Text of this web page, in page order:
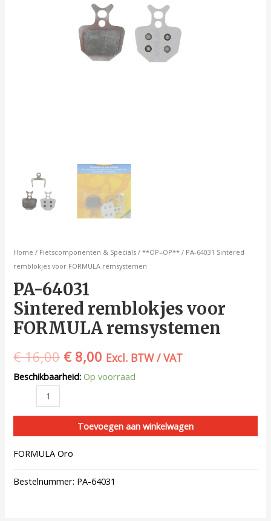
Home / Fietscomponenten & Specials /**OP=OP** / PA-64031 Sintered
remblokjes voor FORMULA remsystemen
PA-64031
Sintered remblokjes voor
FORMULA remsystemen
€16,00 €8,00 Excl. BTW / VAT
Beschikbaarheid: Op voorraad
Toevoegen aan winkelwagen
FORMULA Oro
Bestelnummer: PA-64031